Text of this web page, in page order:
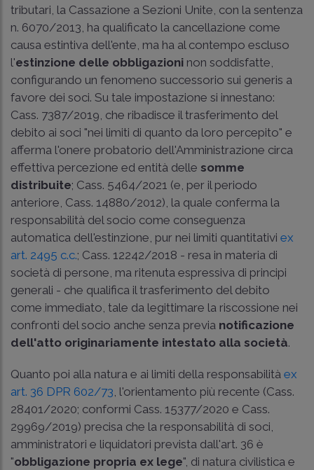
tributari, la Cassazione a Sezioni Unite, con la sentenza
n. 6070/2013, ha qualificato la cancellazione come
causa estintiva dell'ente, ma ha al contempo escluso
l'estinzione delle obbligazioni non soddisfatte,
configurando un fenomeno successorio sui generis a
favore dei soci. Su tale impostazione si innestano:
Cass. 7387/2019, che ribadisce il trasferimento del
debito ai soci "nei limiti di quanto da loro percepito" e
afferma l'onere probatorio dell'Amministrazione circa
effettiva percezione ed entità delle somme
distribuite; Cass. 5464/2021 (e, per il periodo
anteriore, Cass. 14880/2012), la quale conferma la
responsabilità del socio come conseguenza
automatica dell'estinzione, pur nei limiti quantitativi ex
art. 2495 c.c.; Cass. 12242/2018 - resa in materia di
società di persone, ma ritenuta espressiva di principi
generali - che qualifica il trasferimento del debito
come immediato, tale da legittimare la riscossione nei
confronti del socio anche senza previa notificazione
dell'atto originariamente intestato alla società.
Quanto poi alla natura e ai limiti della responsabilità ex
art. 36 DPR 602/73, l'orientamento più recente (Cass.
28401/2020; conformi Cass. 15377/2020 e Cass.
29969/2019) precisa che la responsabilità di soci,
amministratori e liquidatori prevista dall'art. 36 è
"obbligazione propria ex lege", di natura civilistica e